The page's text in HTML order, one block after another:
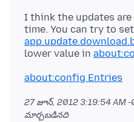
I think the updates
time. You can try to set
lower value in
about:config Entries
27 జూన్, 2012 3:19:54 AM
మార్చబడినది